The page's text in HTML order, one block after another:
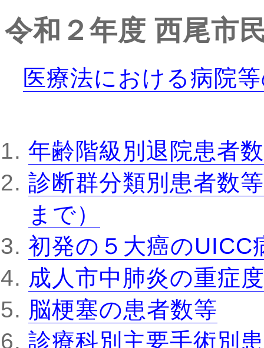
令和２年度 西尾市
医療法における病院
年齢階級別退院患者数
診断群分類別患者数
まで）
初発の５大癌のUICC
成人市中肺炎の重症
脳梗塞の患者数等
診療科別主要手術別